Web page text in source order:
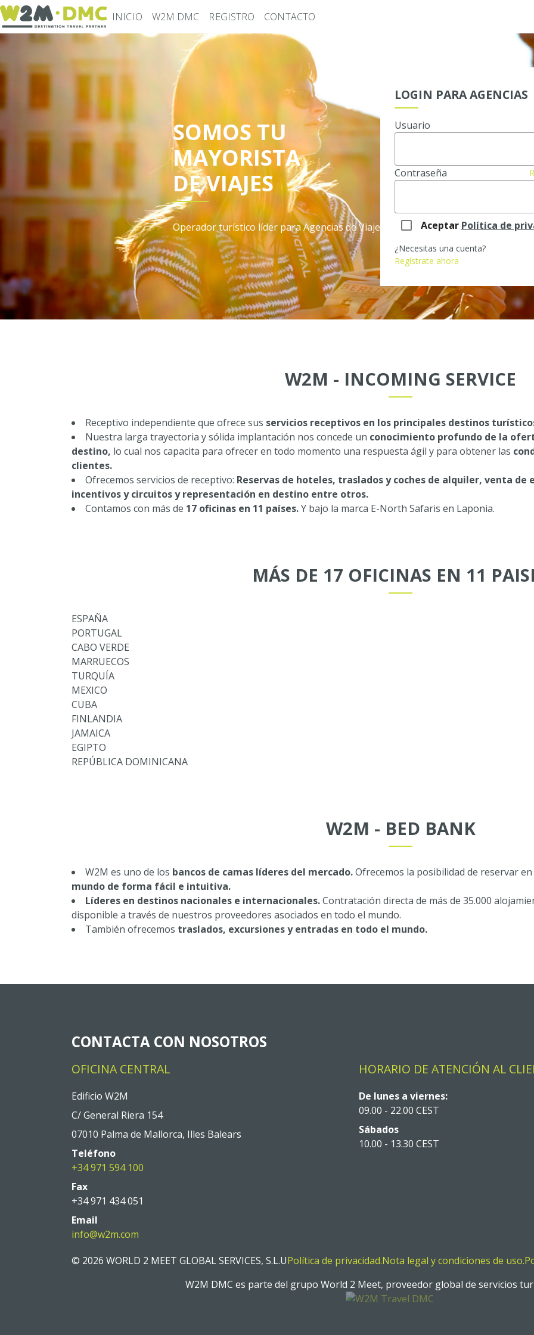
INICIO W2M DMC REGISTRO CONTACTO
SOMOS TU
MAYORISTA
DE VIAJES
Operador turístico líder para Agencias de Viaje
LOGIN PARA AGENCIAS
Usuario
Contraseña
Aceptar Política de
¿Necesitas una cuenta?
Regístrate ahora
W2M - INCOMING SERVICE
Receptivo independiente que ofrece sus servicios receptivos en los principales destinos
Nuestra larga trayectoria y sólida implantación nos concede un conocimiento profundo de la
destino, lo cual nos capacita para ofrecer en todo momento una respuesta ágil y para obtener las
clientes.
Ofrecemos servicios de receptivo: Reservas de hoteles, traslados y coches de alquiler, venta de
incentivos y circuitos y representación en destino entre otros.
Contamos con más de 17 oficinas en 11 países.Y bajo la marca E-North Safaris en Laponia.
MÁS DE 17 OFICINAS EN 11
ESPAÑA
PORTUGAL
CABO VERDE
MARRUECOS
TURQUÍA
MEXICO
CUBA
FINLANDIA
JAMAICA
EGIPTO
REPÚBLICA DOMINICANA
W2M - BED BANK
W2M es uno de los bancos de camas líderes del mercado.Ofrecemos la posibilidad de reservar en
mundo de forma fácil e intuitiva.
Líderes en destinos nacionales e internacionales.Contratación directa de más de 35.000
disponible a través de nuestros proveedores asociados en todo el mundo.
También ofrecemos traslados, excursiones y entradas en todo el mundo.
CONTACTA CON NOSOTROS
OFICINA CENTRAL
Edificio W2M
C/ General Riera 154
07010 Palma de Mallorca, Illes Balears
Teléfono
+34 971 594 100
Fax
+34 971 434 051
Email
info@w2m.com
HORARIO DE ATENCIÓN AL
De lunes a viernes:
09.00 - 22.00 CEST
Sábados
10.00 - 13.30 CEST
© 2026 WORLD 2 MEET GLOBAL SERVICES, S.L.UPolítica de privacidad.Nota legal y condiciones de uso.
W2M DMC es parte del grupo World 2 Meet, proveedor global de servicios